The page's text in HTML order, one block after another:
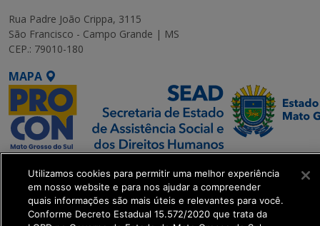
Rua Padre João Crippa, 3115
São Francisco - Campo Grande | MS
CEP.: 79010-180
MAPA
SETDIG | Secretaria-
Executiva de
Transformação Digital
Utilizamos cookies para permitir uma melhor experiência
em nosso website e para nos ajudar a compreender
quais informações são mais úteis e relevantes para você.
Conforme Decreto Estadual 15.572/2020 que trata da